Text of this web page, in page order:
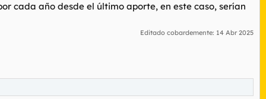
cada año desde el último aporte, en este caso, serían
Editado cobardemente: 14 Abr 2025